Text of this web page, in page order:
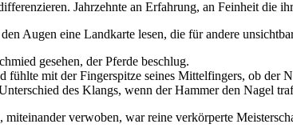
Jahrzehnte an Erfahrung, an Feinheit die
Augen eine Landkarte lesen, die für andere
gesehen, der Pferde beschlug.
fühlte mit der Fingerspitze seines Mittelfingers, ob der
des Klangs, wenn der Hammer den Nagel
verwoben, war reine verkörperte